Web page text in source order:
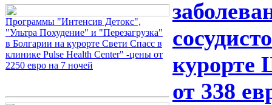
Программы "Интенсив Детокс",
"Ультра Похудение" и "Перезагрузка"
в Болгарии на курорте Свети Спасс в
клинике Pulse Health Center" -цены от
2250 евро на 7 ночей
курорте
от 338